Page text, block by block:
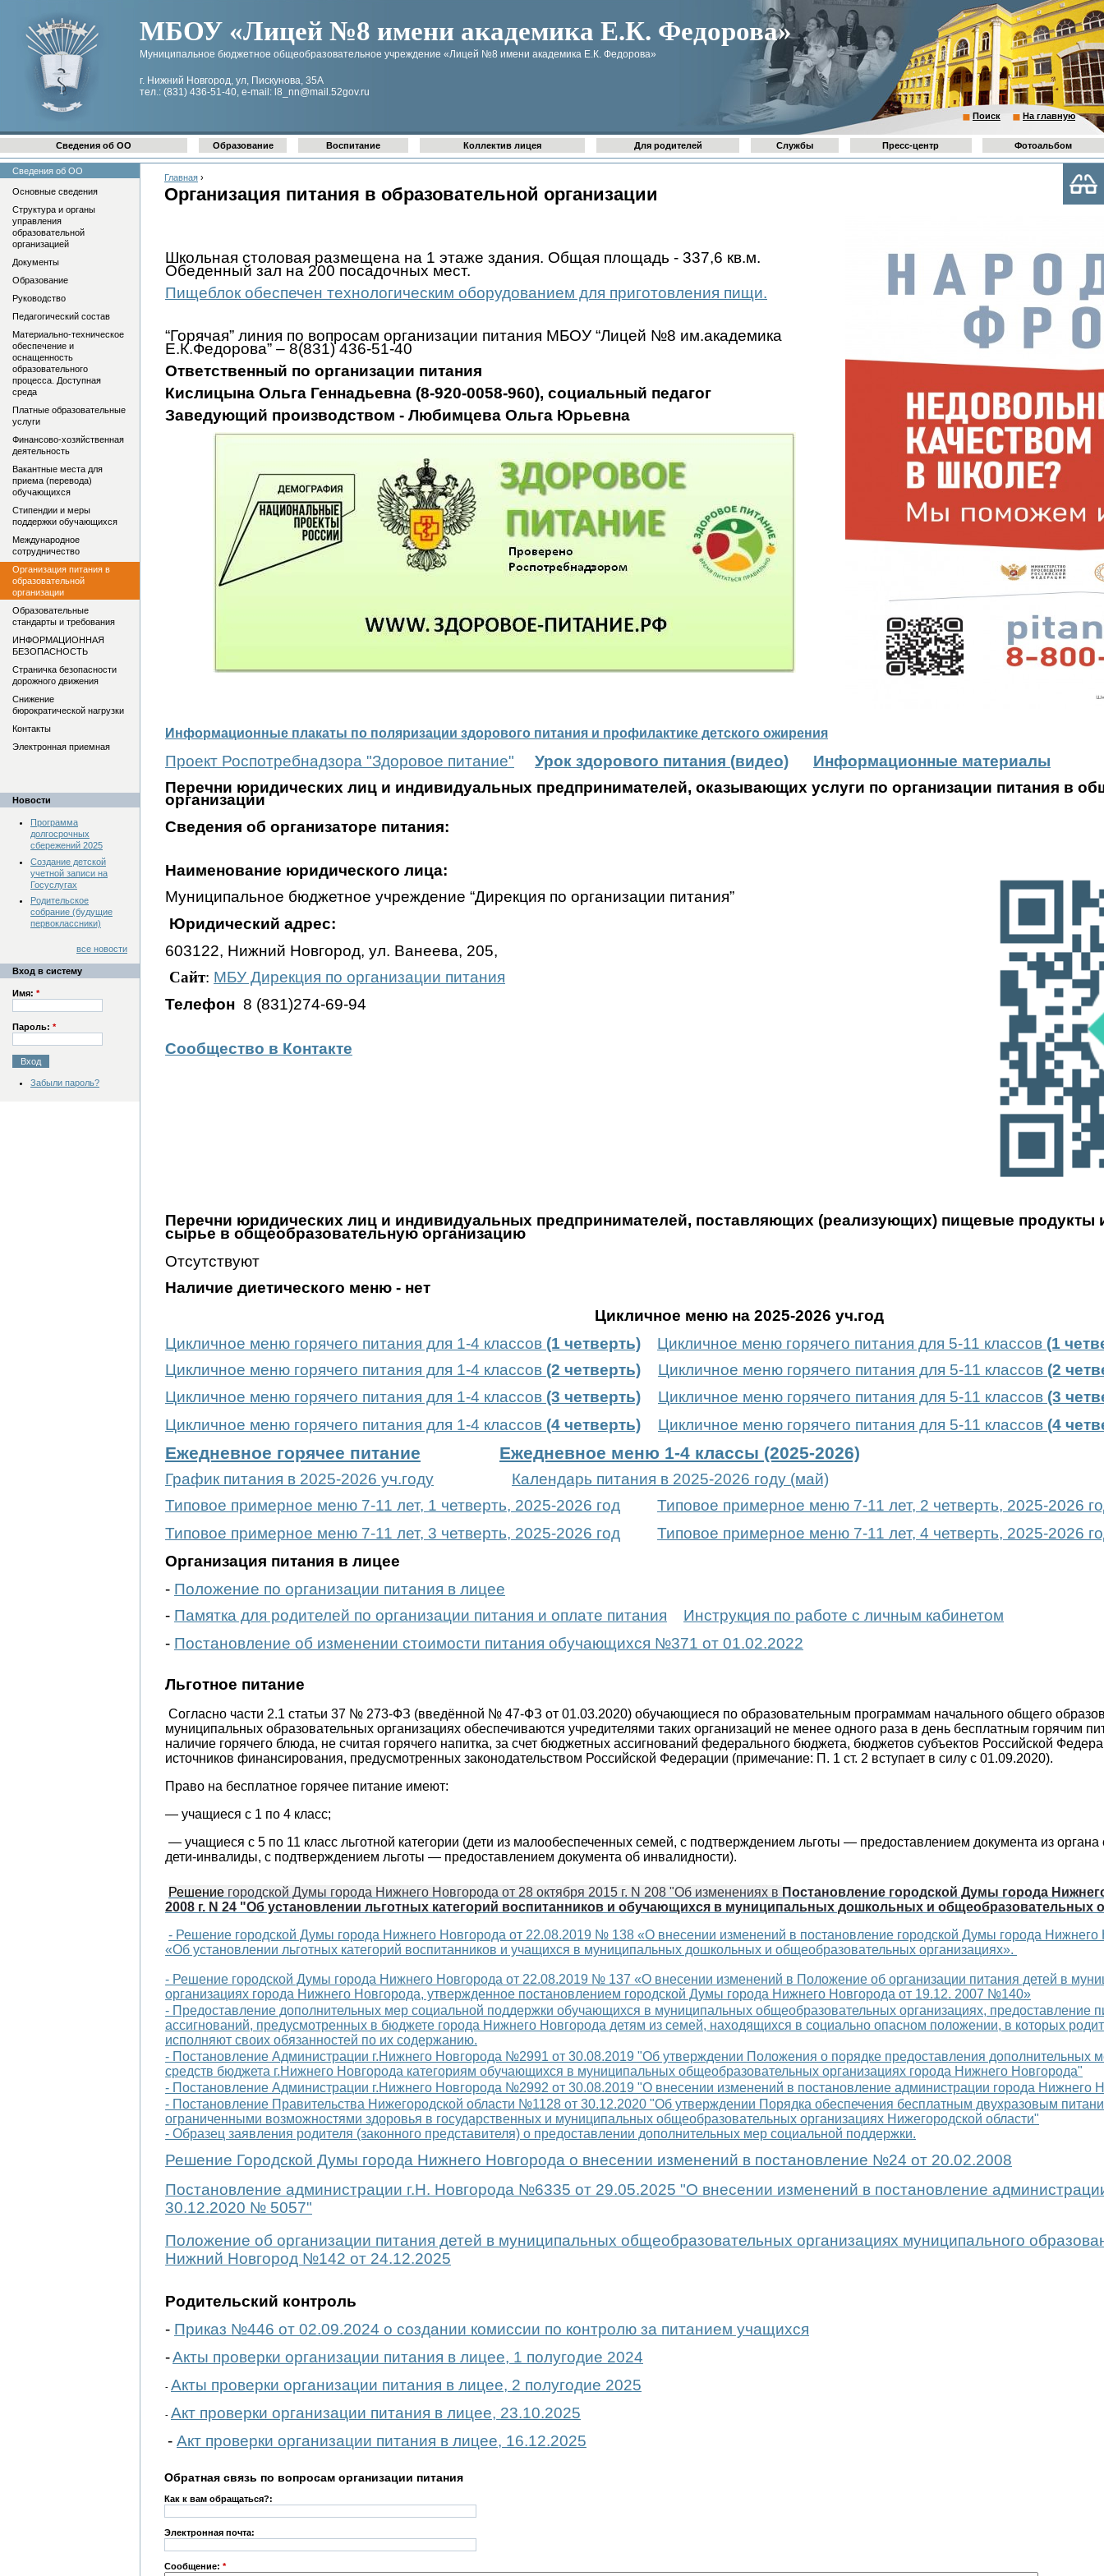
МБОУ «Лицей №8 имени академика Е.К. Федорова»
Муниципальное бюджетное общеобразовательное учреждение «Лицей №8 имени академика Е.К. Федорова»
г. Нижний Новгород, ул, Пискунова, 35А
тел.: (831) 436-51-40, e-mail: l8_nn@mail.52gov.ru
Поиск На главную
Главная ›
Организация питания в образовательной организации
Школьная столовая размещена на 1 этаже здания. Общая площадь - 337,6 кв.м.
Обеденный зал на 200 посадочных мест.
Пищеблок обеспечен технологическим оборудованием для приготовления пищи.
“Горячая” линия по вопросам организации питания МБОУ “Лицей №8 им.академика
Е.К.Федорова” – 8(831) 436-51-40
Ответственный по организации питания
Кислицына Ольга Геннадьевна (8-920-0058-960), социальный педагог
Заведующий производством - Любимцева Ольга Юрьевна
Информационные плакаты по поляризации здорового питания и профилактике детского ожирения
Проект Роспотребнадзора "Здоровое питание" Урок здорового питания (видео)
Информационные материалы
Перечни юридических лиц и индивидуальных предпринимателей, оказывающих услуги по организации питания в
организации
Сведения об организаторе питания:
Наименование юридического лица:
Муниципальное бюджетное учреждение “Дирекция по организации питания”
Юридический адрес:
603122, Нижний Новгород, ул. Ванеева, 205,
Сайт: МБУ Дирекция по организации питания
Телефон 8 (831)274-69-94
Сообщество в Контакте
Перечни юридических лиц и индивидуальных предпринимателей, поставляющих (реализующих) пищевые продукты
сырье в общеобразовательную организацию
Отсутствуют
Наличие диетического меню - нет
Цикличное меню на 2025-2026 уч.год
Цикличное меню горячего питания для 1-4 классов (1 четверть) Цикличное меню горячего питания для 5-11 классов (1
Цикличное меню горячего питания для 1-4 классов (2 четверть) Цикличное меню горячего питания для 5-11 классов (2
Цикличное меню горячего питания для 1-4 классов (3 четверть) Цикличное меню горячего питания для 5-11 классов (3
Цикличное меню горячего питания для 1-4 классов (4 четверть) Цикличное меню горячего питания для 5-11 классов (4
Ежедневное горячее питание Ежедневное меню 1-4 классы (2025-2026)
График питания в 2025-2026 уч.году
Календарь питания в 2025-2026 году (май)
Типовое примерное меню 7-11 лет, 1 четверть, 2025-2026 год
Типовое примерное меню 7-11 лет, 2 четверть, 2025-2026
Типовое примерное меню 7-11 лет, 3 четверть, 2025-2026 год
Типовое примерное меню 7-11 лет, 4 четверть, 2025-2026
Организация питания в лицее
- Положение по организации питания в лицее
- Памятка для родителей по организации питания и оплате питания
Инструкция по работе с личным кабинетом
- Постановление об изменении стоимости питания обучающихся №371 от 01.02.2022
Льготное питание
Согласно части 2.1 статьи 37 № 273-ФЗ (введённой № 47-ФЗ от 01.03.2020) обучающиеся по образовательным программам начального общего
муниципальных образовательных организациях обеспечиваются учредителями таких организаций не менее одного раза в день бесплатным горячим
наличие горячего блюда, не считая горячего напитка, за счет бюджетных ассигнований федерального бюджета, бюджетов субъектов Российской
источников финансирования, предусмотренных законодательством Российской Федерации (примечание: П. 1 ст. 2 вступает в силу с 01.09.2020).
Право на бесплатное горячее питание имеют:
— учащиеся с 1 по 4 класс;
— учащиеся с 5 по 11 класс льготной категории (дети из малообеспеченных семей, с подтверждением льготы — предоставлением документа из
дети-инвалиды, с подтверждением льготы — предоставлением документа об инвалидности).
Решение городской Думы города Нижнего Новгорода от 28 октября 2015 г. N 208 "Об изменениях в Постановление городской Думы города
2008 г. N 24 "Об установлении льготных категорий воспитанников и обучающихся в муниципальных дошкольных и общеобразовательных
- Решение городской Думы города Нижнего Новгорода от 22.08.2019 № 138 «О внесении изменений в постановление городской Думы города
«Об установлении льготных категорий воспитанников и учащихся в муниципальных дошкольных и общеобразовательных организациях».
- Решение городской Думы города Нижнего Новгорода от 22.08.2019 № 137 «О внесении изменений в Положение об организации питания детей в
организациях города Нижнего Новгорода, утвержденное постановлением городской Думы города Нижнего Новгорода от 19.12. 2007 №140»
- Предоставление дополнительных мер социальной поддержки обучающихся в муниципальных общеобразовательных организациях, предоставление
ассигнований, предусмотренных в бюджете города Нижнего Новгорода детям из семей, находящихся в социально опасном положении, в которых
исполняют своих обязанностей по их содержанию.
- Постановление Администрации г.Нижнего Новгорода №2991 от 30.08.2019 "Об утверждении Положения о порядке предоставления дополнительных
средств бюджета г.Нижнего Новгорода категориям обучающихся в муниципальных общеобразовательных организациях города Нижнего Новгорода"
- Постановление Администрации г.Нижнего Новгорода №2992 от 30.08.2019 "О внесении изменений в постановление администрации города Нижнего
- Постановление Правительства Нижегородской области №1128 от 30.12.2020 "Об утверждении Порядка обеспечения бесплатным двухразовым
ограниченными возможностями здоровья в государственных и муниципальных общеобразовательных организациях Нижегородской области"
- Образец заявления родителя (законного представителя) о предоставлении дополнительных мер социальной поддержки.
Решение Городской Думы города Нижнего Новгорода о внесении изменений в постановление №24 от 20.02.2008
Постановление администрации г.Н. Новгорода №6335 от 29.05.2025 "О внесении изменений в постановление
30.12.2020 № 5057"
Положение об организации питания детей в муниципальных общеобразовательных организациях муниципального
Нижний Новгород №142 от 24.12.2025
Родительский контроль
- Приказ №446 от 02.09.2024 о создании комиссии по контролю за питанием учащихся
-Акты проверки организации питания в лицее, 1 полугодие 2024
- Акты проверки организации питания в лицее, 2 полугодие 2025
- Акт проверки организации питания в лицее, 23.10.2025
- Акт проверки организации питания в лицее, 16.12.2025
Обратная связь по вопросам организации питания
Как к вам обращаться?:
Электронная почта:
Сообщение: *
Сведения об ОО Образование Воспитание Коллектив лицея Для родителей Службы Пресс-центр Фотоальбом
Сведения об ОО
Основные сведения
Структура и органы
управления
образовательной
организацией
Документы
Образование
Руководство
Педагогический состав
Материально-техническое
обеспечение и
оснащенность
образовательного
процесса. Доступная
среда
Платные образовательные
услуги
Финансово-хозяйственная
деятельность
Вакантные места для
приема (перевода)
обучающихся
Стипендии и меры
поддержки обучающихся
Международное
сотрудничество
Организация питания в
образовательной
организации
Образовательные
стандарты и требования
ИНФОРМАЦИОННАЯ
БЕЗОПАСНОСТЬ
Страничка безопасности
дорожного движения
Снижение
бюрократической нагрузки
Контакты
Электронная приемная
Новости
Программа
долгосрочных
сбережений 2025
Создание детской
учетной записи на
Госуслугах
Родительское
собрание (будущие
первоклассники)
все новости
Вход в систему
Имя: *
Пароль: *
Забыли пароль?